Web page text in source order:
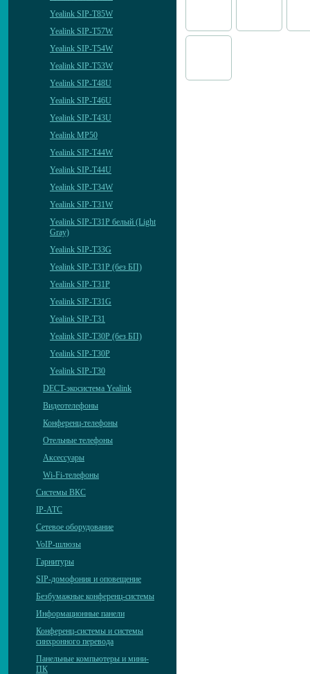
Yealink SIP-T85W
Yealink SIP-T57W
Yealink SIP-T54W
Yealink SIP-T53W
Yealink SIP-T48U
Yealink SIP-T46U
Yealink SIP-T43U
Yealink MP50
Yealink SIP-T44W
Yealink SIP-T44U
Yealink SIP-T34W
Yealink SIP-T31W
Yealink SIP-T31P белый (Light
Gray)
Yealink SIP-T33G
Yealink SIP-T31P (без БП)
Yealink SIP-T31P
Yealink SIP-T31G
Yealink SIP-T31
Yealink SIP-T30P (без БП)
Yealink SIP-T30P
Yealink SIP-T30
DECT-экосистема Yealink
Видеотелефоны
Конференц-телефоны
Отельные телефоны
Аксессуары
Wi-Fi-телефоны
Системы ВКС
IP-АТС
Сетевое оборудование
VoIP-шлюзы
Гарнитуры
SIP-домофония и оповещение
Безбумажные конференц-системы
Информационные панели
Конференц-системы и системы
синхронного перевода
Панельные компьютеры и мини-
ПК